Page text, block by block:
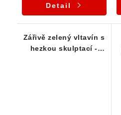
Detail
Zářivě zelený vltavín s
hezkou skulptací -